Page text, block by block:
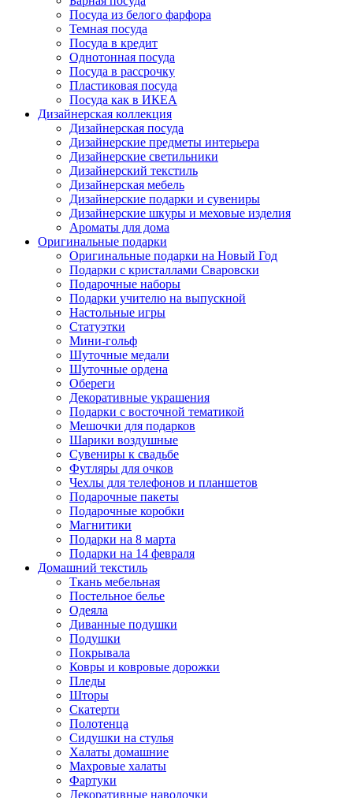
Посуда из белого фарфора
Темная посуда
Посуда в кредит
Однотонная посуда
Посуда в рассрочку
Пластиковая посуда
Посуда как в ИКЕА
Дизайнерская коллекция
Дизайнерская посуда
Дизайнерские предметы интерьера
Дизайнерские светильники
Дизайнерский текстиль
Дизайнерская мебель
Дизайнерские подарки и сувениры
Дизайнерские шкуры и меховые изделия
Ароматы для дома
Оригинальные подарки
Оригинальные подарки на Новый Год
Подарки с кристаллами Сваровски
Подарочные наборы
Подарки учителю на выпускной
Настольные игры
Статуэтки
Мини-гольф
Шуточные медали
Шуточные ордена
Обереги
Декоративные украшения
Подарки с восточной тематикой
Мешочки для подарков
Шарики воздушные
Сувениры к свадьбе
Футляры для очков
Чехлы для телефонов и планшетов
Подарочные пакеты
Подарочные коробки
Магнитики
Подарки на 8 марта
Подарки на 14 февраля
Домашний текстиль
Ткань мебельная
Постельное белье
Одеяла
Диванные подушки
Подушки
Покрывала
Ковры и ковровые дорожки
Пледы
Шторы
Скатерти
Полотенца
Сидушки на стулья
Халаты домашние
Махровые халаты
Фартуки
Декоративные наволочки